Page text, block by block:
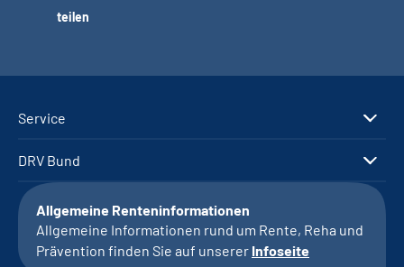
teilen
Service
DRV Bund
Allgemeine Renteninformationen
Allgemeine Informationen rund um Rente, Reha und
Prävention finden Sie auf unserer Infoseite